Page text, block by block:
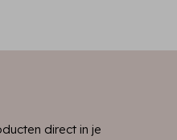
direct in je